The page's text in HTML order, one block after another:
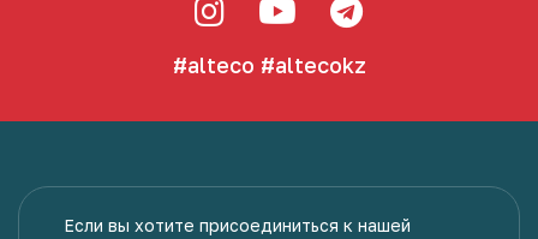
#alteco #altecokz
Если вы хотите присоединиться к нашей